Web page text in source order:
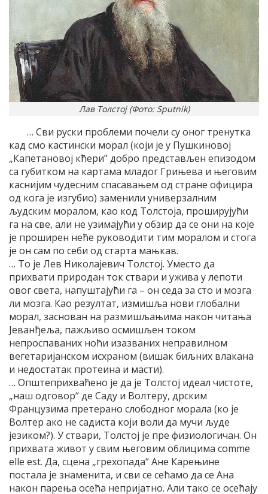
Лав Толстој (Фото: Sputnik)
… Сви руски проблеми почели су оног тренутка
кад смо кастински морал (који је у Пушкиновој
„Капетановој кћери” добро представљен епизодом
са губитком на картама младог Грињева и његовим
каснијим чудесним спасавањем од стране официра
од кога је изгубио) заменили универзалним
људским моралом, као код Толстоја, проширујући
га на све, али не узимајући у обзир да се они на које
је проширен неће руководити тим моралом и стога
је он сам по себи од старта мањкав.
… То је Лев Николајевич Толстој. Уместо да
прихвати природан ток ствари и ужива у лепоти
овог света, напуштајући га – он седа за сто и мозга
ли мозга. Као резултат, измишља нови глобални
морал, заснован на размишљањима након читања
Јеванђеља, пажљиво осмишљен током
непроспаваних ноћи изазваних неправилном
вегетаријанском исхраном (вишак биљних влакана
и недостатак протеина и масти).
… Општеприхваћено је да је Толстој идеал чистоте,
„наш одговор“ де Саду и Волтеру, дрским
Французима претерано слободног морала (ко је
Волтер ако не садиста који воли да мучи људе
језиком?). У ствари, Толстој је пре физиологичан. Он
прихвата живот у свим његовим облицима comme
elle est. Да, сцена „грехопада“ Ане Карењине
постала је знаменита, и сви се сећамо да се Ана
након парења осећа непријатно. Али тако се осећају